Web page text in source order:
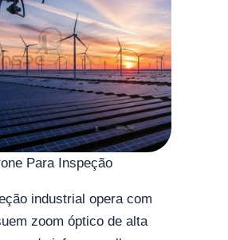
Para Inspeção
industrial opera com
zoom óptico de alta